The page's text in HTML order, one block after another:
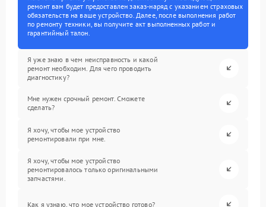
ремонт вам будет предоставлен заказ-наряд с указанием страховых
обязательств на ваше устройство. Далее, после выполнения работ
по ремонту техники, вы получите акт выполненных работ и
гарантийный талон.
Я уже знаю в чем неисправность и какой
ремонт необходим. Для чего проводить
диагностику?
Мне нужен срочный ремонт. Сможете
сделать?
Я хочу, чтобы мое устройство
ремонтировали при мне.
Я хочу, чтобы мое устройство
ремонтировалось только оригинальными
запчастями.
Как я узнаю, что мое устройство готово?